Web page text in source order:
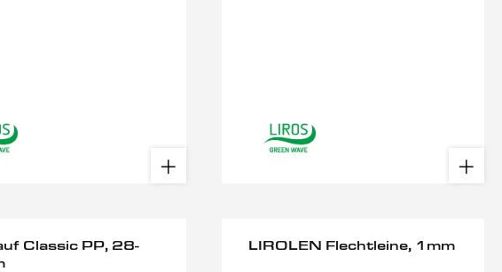
Classic PP, 28-
LIROLEN Flechtleine, 1mm